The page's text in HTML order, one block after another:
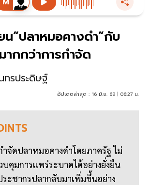
“ปลาหมอคางดำ”กับ
กกว่าการกำจัด
รประดิษฐ์
อัปเดตล่าสุด : 16 มิ.ย. 69 | 06:27 น.
ำจัดปลาหมอคางดำโดยภาครัฐ ไม่
บคุมการแพร่ระบาดได้อย่างยั่งยืน
ระชากรปลากลับมาเพิ่มขึ้นอย่าง